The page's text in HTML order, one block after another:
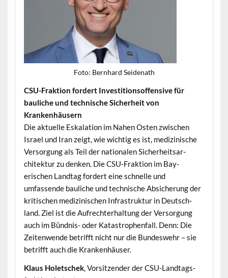
Foto: Bern­hard Seidenath
CSU-Frak­tion fordert Investi­tion­sof­fen­sive für
bauliche und tech­nis­che Sicher­heit von
Krankenhäusern
Die aktuelle Eskala­tion im Nahen Osten zwis­chen
Israel und Iran zeigt, wie wichtig es ist, medi­zinis­che
Ver­sorgung als Teil der nationalen Sicher­heit­sar­
chitek­tur zu denken. Die CSU-Frak­tion im Bay­
erischen Land­tag fordert eine schnelle und
umfassende bauliche und tech­nis­che Absicherung der
kri­tis­chen medi­zinis­chen Infra­struk­tur in Deutsch­
land. Ziel ist die Aufrechter­hal­tung der Ver­sorgung
auch im Bünd­nis- oder Katas­tro­phen­fall. Denn: Die
Zeit­en­wende bet­rifft nicht nur die Bun­deswehr – sie
bet­rifft auch die Krankenhäuser.
Klaus Holetschek, Vor­sitzen­der der CSU-Land­tags­